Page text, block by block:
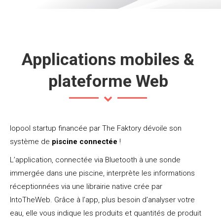
Applications mobiles &
plateforme Web
Iopool startup financée par The Faktory dévoile son
système de piscine connectée !
L’application, connectée via Bluetooth à une sonde
immergée dans une piscine, interprète les informations
réceptionnées via une librairie native crée par
IntoTheWeb. Grâce à l’app, plus besoin d’analyser votre
eau, elle vous indique les produits et quantités de produit